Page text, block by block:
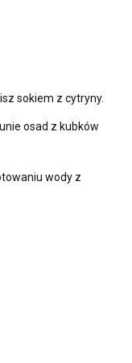
sokiem z cytryny.
osad z kubków
wody z